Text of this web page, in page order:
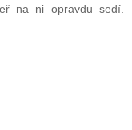
na ni opravdu sedí.